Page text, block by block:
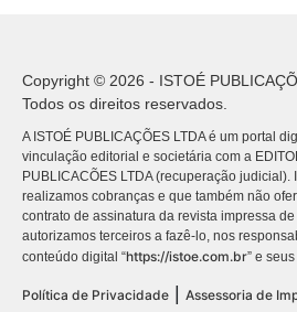
Copyright © 2026 - ISTOÉ
Todos os direitos reservados.
A ISTOÉ PUBLICAÇÕES LTDA é um portal
vinculação editorial e societária com a
PUBLICACÕES LTDA (recuperação
realizamos cobranças e que também não
contrato de assinatura da revista impressa
autorizamos terceiros a fazê-lo, nos
conteúdo digital “https://istoe.com.br” e
Política de Privacidade Assessoria de